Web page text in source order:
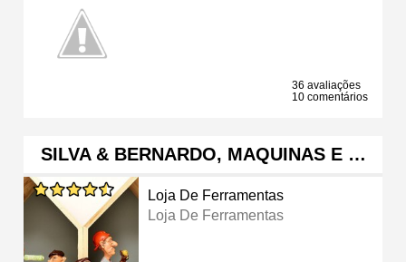
36 avaliações
10 comentários
SILVA & BERNARDO, MAQUINAS E …
Loja De Ferramentas
Loja De Ferramentas